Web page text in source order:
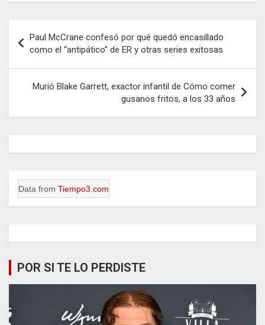
de
entradas
Paul McCrane confesó por qué quedó encasillado
como el “antipático” de ER y otras series exitosas
Murió Blake Garrett, exactor infantil de Cómo comer
gusanos fritos, a los 33 años
Data from Tiempo3.com
POR SI TE LO PERDISTE